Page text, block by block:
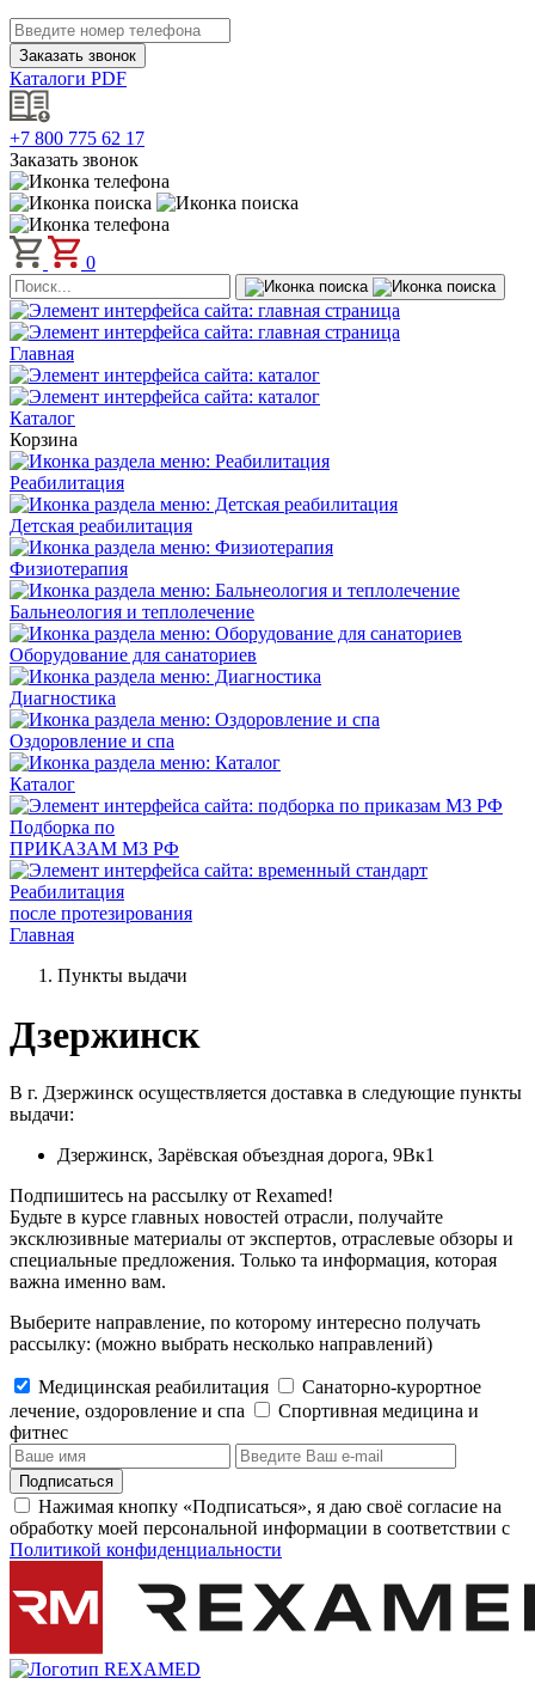
Заказать звонок
Каталоги PDF
+7 800 775 62 17
Заказать звонок
0
Главная
Каталог
Корзина
Реабилитация
Детская реабилитация
Физиотерапия
Бальнеология и теплолечение
Оборудование для санаториев
Диагностика
Оздоровление и спа
Каталог
Подборка по
ПРИКАЗАМ МЗ РФ
Реабилитация
после протезирования
Главная
Пункты выдачи
Дзержинск
В г. Дзержинск осуществляется доставка в следующие пункты
выдачи:
Дзержинск, Зарёвская объездная дорога, 9Вк1
Подпишитесь на рассылку от Rexamed!
Будьте в курсе главных новостей отрасли, получайте
эксклюзивные материалы от экспертов, отраслевые обзоры и
специальные предложения. Только та информация, которая
важна именно вам.
Выберите направление, по которому интересно получать
рассылку: (можно выбрать несколько направлений)
Медицинская реабилитация
Санаторно-курортное
лечение, оздоровление и спа
Cпортивная медицина и
фитнес
Подписаться
Нажимая кнопку «Подписаться», я даю своё согласие на
обработку моей персональной информации в соответствии с
Политикой конфиденциальности